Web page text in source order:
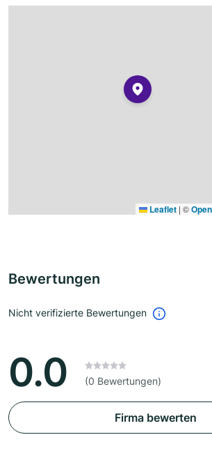
Leaflet | ©
Bewertungen
Nicht verifizierte Bewertungen
0.0 (0 Bewertungen)
Firma bewerten